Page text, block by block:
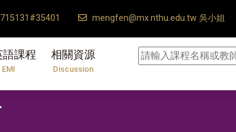
mengfen@mx.nthu.edu.tw 吳小姐
語課程
EMI
相關資源
Discussion